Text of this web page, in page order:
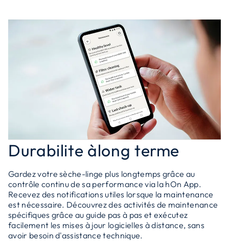
Durabilite àlong terme
Gardez votre sèche-linge plus longtemps grâce au
contrôle continu de sa performance via la hOn App.
Recevez des notifications utiles lorsque la maintenance
est nécessaire. Découvrez des activités de maintenance
spécifiques grâce au guide pas à pas et exécutez
facilement les mises à jour logicielles à distance, sans
avoir besoin d'assistance technique.